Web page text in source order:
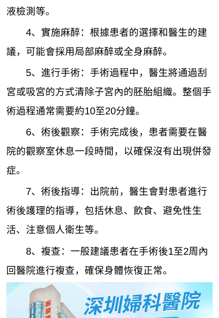
液檢測等。
4、實施麻醉：根據患者的選擇和醫生的建
議，可能會採用局部麻醉或全身麻醉。
5、進行手術：手術過程中，醫生將通過刮
宮或吸宮的方式清除子宮內的胚胎組織。整個手
術過程通常需要約10至20分鐘。
6、術後觀察：手術完成後，患者需要在醫
院的觀察室休息一段時間，以確保沒有出現併發
症。
7、術後指導：出院前，醫生會對患者進行
術後護理的指導，包括休息、飲食、避免性生
活、注意個人衛生等。
8、複查：一般建議患者在手術後1至2周內
回醫院進行複查，確保身體恢復正常。